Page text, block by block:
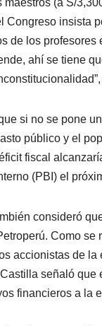
maestros (a S/
Congreso insista
de los profesores
ahí se tiene
si no se pone un
público y el
fiscal
(PBI) el
consideró
Como se
accionistas de la
señaló que
financieros a la